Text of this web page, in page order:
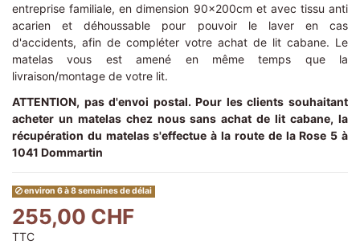
entreprise familiale, en dimension 90x200cm et avec tissu anti
acarien et déhoussable pour pouvoir le laver en cas
d'accidents, afin de compléter votre achat de lit cabane. Le
matelas vous est amené en même temps que la
livraison/montage de votre lit.
ATTENTION, pas d'envoi postal. Pour les clients souhaitant
acheter un matelas chez nous sans achat de lit cabane, la
récupération du matelas s'effectue à la route de la Rose 5 à
1041 Dommartin
environ 6 à 8 semaines de délai
255,00 CHF
TTC